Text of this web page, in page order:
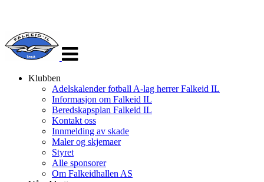
navigasjon
Klubben
Adelskalender fotball A-lag herrer Falkeid IL
Informasjon om Falkeid IL
Beredskapsplan Falkeid IL
Kontakt oss
Innmelding av skade
Maler og skjemaer
Styret
Alle sponsorer
Om Falkeidhallen AS